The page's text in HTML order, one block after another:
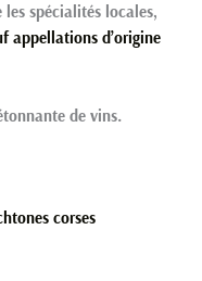
spécialités locales,
appellations d’origine
de vins.
corses